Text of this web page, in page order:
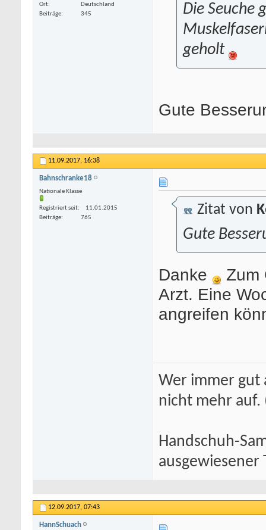
Ort
Deutschland
Beiträge
345
Die Seuche
geholt
Gute
11.09.2017, 16:38
Bahnschranke18
Nationale Klasse
Registriert seit
11.01.2015
Beiträge
765 Zitat von
Gute
Danke
Zum
Arzt. Eine
angreifen
Wer immer gut
nicht mehr auf.
Handschuh-
ausgewiesener
12.09.2017, 07:43
HannSchuach